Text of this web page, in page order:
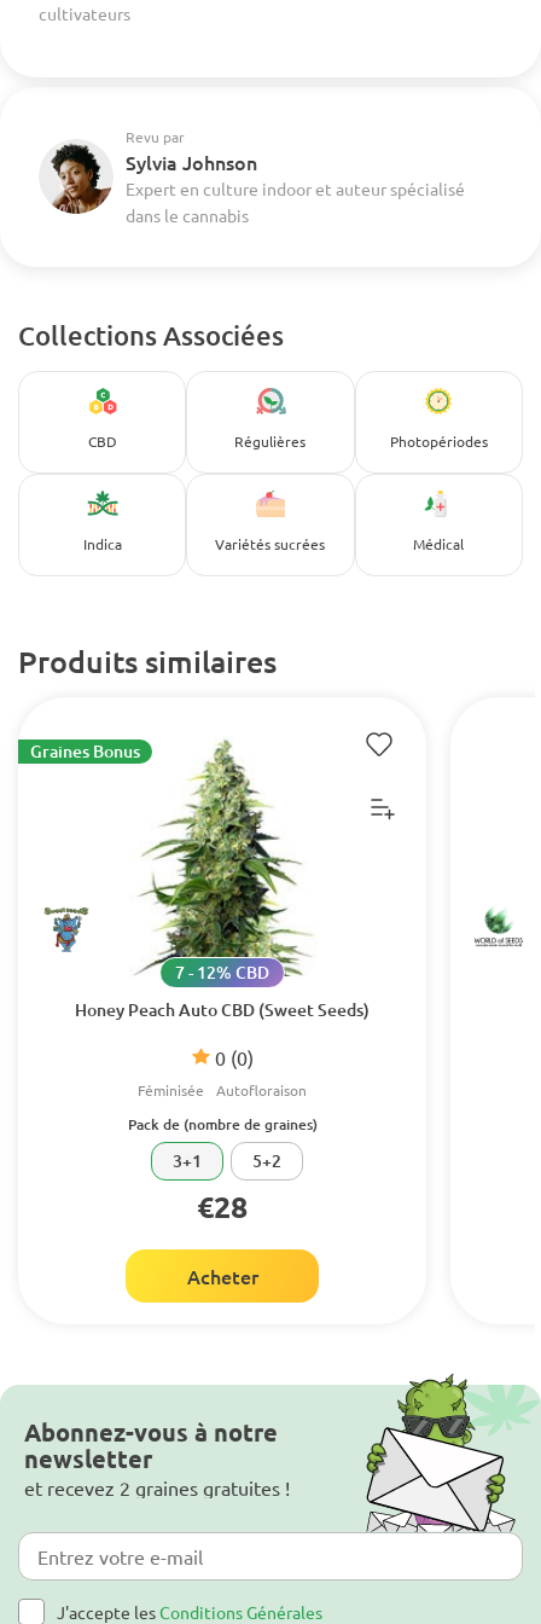
cultivateurs
Revu par
Sylvia Johnson
Expert en culture indoor et auteur spécialisé
dans le cannabis
Collections Associées
CBD Régulières Photopériodes
Indica Variétés sucrées Médical
Produits similaires
Honey Peach Auto CBD (Sweet Seeds)
0 (0)
7 - 12% CBD
Féminisée Autofloraison
Graines Bonus
Pack de (nombre de graines)
3+1 5+2
€28
Acheter
Abonnez-vous à notre
newsletter
et recevez 2 graines gratuites !
J'accepte lesConditions Générales